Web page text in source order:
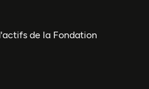
de la Fondation